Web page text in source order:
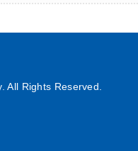
All Rights Reserved.